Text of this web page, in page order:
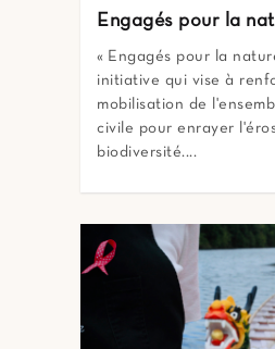
Engagés pour la
« Engagés pour la
initiative qui vise à
mobilisation de
civile pour enrayer
biodiversité....